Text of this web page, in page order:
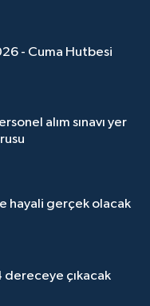
- Cuma Hutbesi
alım sınavı yer
hayali gerçek olacak
dereceye çıkacak